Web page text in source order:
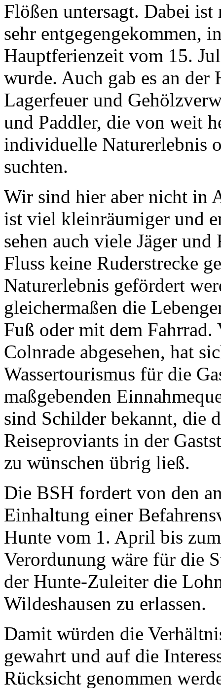
Flößen untersagt. Dabei ist
sehr entgegengekommen,
Hauptferienzeit vom 15.
wurde. Auch gab es an
Lagerfeuer und
und Paddler, die von weit
individuelle Naturerlebnis
suchten.
Wir sind hier aber nicht in
ist viel kleinräumiger und
sehen auch viele Jäger
Fluss keine Ruderstrecke
Naturerlebnis gefördert
gleichermaßen die
Fuß oder mit dem
Colnrade abgesehen, hat
Wassertourismus für die
maßgebenden
sind Schilder bekannt, die
Reiseproviants in der
zu wünschen übrig ließ.
Die BSH fordert von den
Einhaltung einer
Hunte vom 1. April bis
Verordunung wäre für die
der Hunte-Zuleiter die
Wildeshausen zu erlassen.
Damit würden die
gewahrt und auf die
Rücksicht genommen